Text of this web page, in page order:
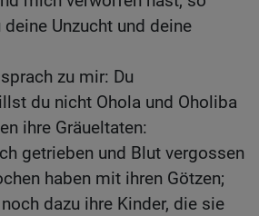
Unzucht und deine
zu mir: Du
du nicht Ohola und Oholiba
ihre Gräueltaten:
getrieben und Blut vergossen
haben mit ihren Götzen;
dazu ihre Kinder, die sie